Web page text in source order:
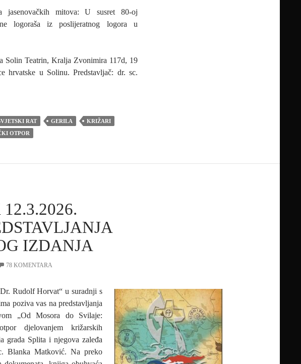
jasenovačkih mitova: U susret 80-oj
logoraša iz poslijeratnog logora u
Solin Teatrin, Kralja Zvonimira 117d, 19
hrvatske u Solinu. Predstavljač: dr. sc.
RAT GERILA
KRIŽARI
OTPOR
IZDANJA
78 KOMENTARA
Rudolf Horvat“ u suradnji s
poziva vas na predstavljanja
„Od Mosora do Svilaje:
djelovanjem križarskih
grada Splita i njegova zaleđa
Blanka Matković. Na preko